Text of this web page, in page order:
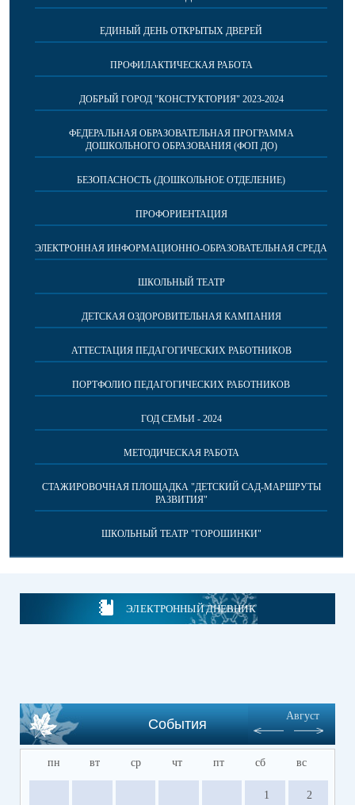
ЕДИНЫЙ ДЕНЬ ОТКРЫТЫХ ДВЕРЕЙ
ПРОФИЛАКТИЧЕСКАЯ РАБОТА
ДОБРЫЙ ГОРОД "КОНСТУКТОРИЯ" 2023-2024
ФЕДЕРАЛЬНАЯ ОБРАЗОВАТЕЛЬНАЯ ПРОГРАММА
ДОШКОЛЬНОГО ОБРАЗОВАНИЯ (ФОП ДО)
БЕЗОПАСНОСТЬ (ДОШКОЛЬНОЕ ОТДЕЛЕНИЕ)
ПРОФОРИЕНТАЦИЯ
ЭЛЕКТРОННАЯ ИНФОРМАЦИОННО-ОБРАЗОВАТЕЛЬНАЯ СРЕДА
ШКОЛЬНЫЙ ТЕАТР
ДЕТСКАЯ ОЗДОРОВИТЕЛЬНАЯ КАМПАНИЯ
АТТЕСТАЦИЯ ПЕДАГОГИЧЕСКИХ РАБОТНИКОВ
ПОРТФОЛИО ПЕДАГОГИЧЕСКИХ РАБОТНИКОВ
ГОД СЕМЬИ - 2024
МЕТОДИЧЕСКАЯ РАБОТА
СТАЖИРОВОЧНАЯ ПЛОЩАДКА "ДЕТСКИЙ САД-МАРШРУТЫ
РАЗВИТИЯ"
ШКОЛЬНЫЙ ТЕАТР "ГОРОШИНКИ"
ЭЛЕКТРОННЫЙ ДНЕВНИК
События
Август
пн вт ср чт пт сб вс
1 2